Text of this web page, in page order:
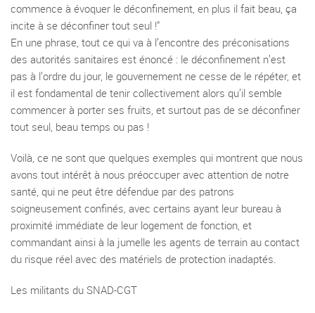
commence à évoquer le déconfinement, en plus il fait beau, ça
incite à se déconfiner tout seul !"
En une phrase, tout ce qui va à l’encontre des préconisations
des autorités sanitaires est énoncé : le déconfinement n’est
pas à l’ordre du jour, le gouvernement ne cesse de le répéter, et
il est fondamental de tenir collectivement alors qu’il semble
commencer à porter ses fruits, et surtout pas de se déconfiner
tout seul, beau temps ou pas !
Voilà, ce ne sont que quelques exemples qui montrent que nous
avons tout intérêt à nous préoccuper avec attention de notre
santé, qui ne peut être défendue par des patrons
soigneusement confinés, avec certains ayant leur bureau à
proximité immédiate de leur logement de fonction, et
commandant ainsi à la jumelle les agents de terrain au contact
du risque réel avec des matériels de protection inadaptés.
Les militants du SNAD-CGT